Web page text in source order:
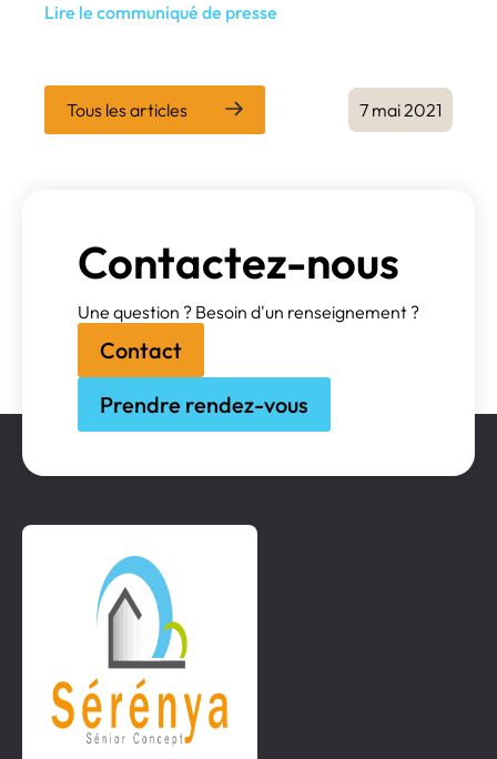
Lire le communiqué de presse
Tous les articles 7 mai 2021
Contactez-nous
Une question ? Besoin d'un renseignement ?
Contact
Prendre rendez-vous